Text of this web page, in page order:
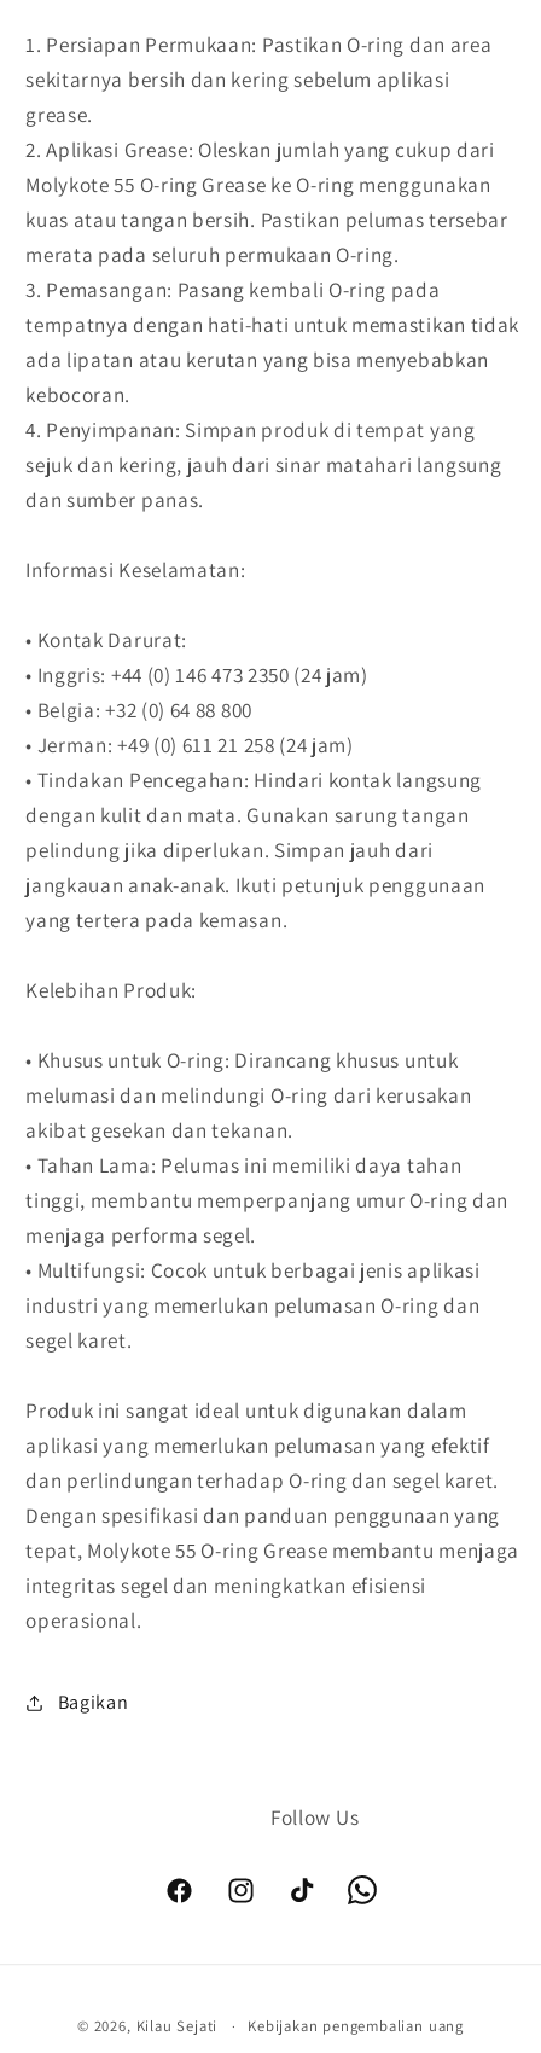
1. Persiapan Permukaan: Pastikan O-ring dan area
sekitarnya bersih dan kering sebelum aplikasi
grease.
2. Aplikasi Grease: Oleskan jumlah yang cukup dari
Molykote 55 O-ring Grease ke O-ring menggunakan
kuas atau tangan bersih. Pastikan pelumas tersebar
merata pada seluruh permukaan O-ring.
3. Pemasangan: Pasang kembali O-ring pada
tempatnya dengan hati-hati untuk memastikan tidak
ada lipatan atau kerutan yang bisa menyebabkan
kebocoran.
4. Penyimpanan: Simpan produk di tempat yang
sejuk dan kering, jauh dari sinar matahari langsung
dan sumber panas.
Informasi Keselamatan:
• Kontak Darurat:
• Inggris: +44 (0) 146 473 2350 (24 jam)
• Belgia: +32 (0) 64 88 800
• Jerman: +49 (0) 611 21 258 (24 jam)
• Tindakan Pencegahan: Hindari kontak langsung
dengan kulit dan mata. Gunakan sarung tangan
pelindung jika diperlukan. Simpan jauh dari
jangkauan anak-anak. Ikuti petunjuk penggunaan
yang tertera pada kemasan.
Kelebihan Produk:
• Khusus untuk O-ring: Dirancang khusus untuk
melumasi dan melindungi O-ring dari kerusakan
akibat gesekan dan tekanan.
• Tahan Lama: Pelumas ini memiliki daya tahan
tinggi, membantu memperpanjang umur O-ring dan
menjaga performa segel.
• Multifungsi: Cocok untuk berbagai jenis aplikasi
industri yang memerlukan pelumasan O-ring dan
segel karet.
Produk ini sangat ideal untuk digunakan dalam
aplikasi yang memerlukan pelumasan yang efektif
dan perlindungan terhadap O-ring dan segel karet.
Dengan spesifikasi dan panduan penggunaan yang
tepat, Molykote 55 O-ring Grease membantu menjaga
integritas segel dan meningkatkan efisiensi
operasional.
Bagikan
FacebookInstagramTikTok
pembayaran
© 2026, Kilau Sejati Kebijakan pengembalian uang